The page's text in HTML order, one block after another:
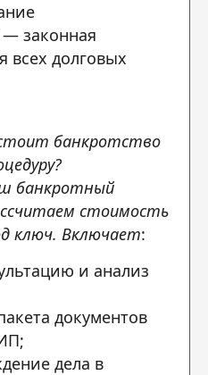
— законная
всех долговых
банкротство
банкротный
стоимость
ключ. Включает:
и анализ
документов
дела в